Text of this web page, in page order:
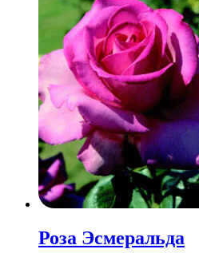
Розa Эсмеральда